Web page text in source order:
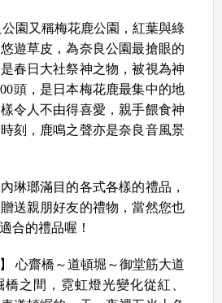
園又稱梅花鹿公園，紅葉與綠
遊草皮，為奈良公園最搶眼的
春日大社祭神之物，被視為神
頭，是日本梅花鹿最集中的地
令人不由得喜愛，親手餵食神
刻，鹿鳴之聲亦是奈良音風景
琳瑯滿目的各式各樣的禮品，
送親朋好友的禮物，當然您也
合的禮品喔！
心齋橋～道頓堀～御堂筋大道
之間，霓虹燈光變化從紅、